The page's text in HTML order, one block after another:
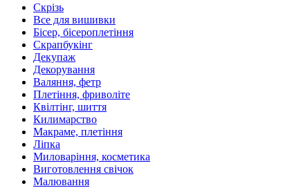
Скрізь
Все для вишивки
Бісер, бісероплетіння
Скрапбукінг
Декупаж
Декорування
Валяння, фетр
Плетіння, фриволіте
Квілтінг, шиття
Килимарство
Макраме, плетіння
Ліпка
Миловаріння, косметика
Виготовлення свічок
Малювання